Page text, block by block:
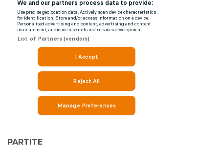
PARTITE